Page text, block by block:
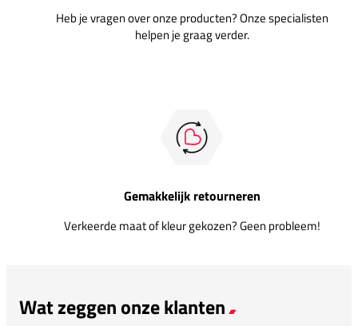
Heb je vragen over onze producten? Onze specialisten
helpen je graag verder.
Gemakkelijk retourneren
Verkeerde maat of kleur gekozen? Geen probleem!
Wat zeggen onze klanten